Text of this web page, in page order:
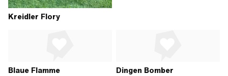
Kreidler Flory
Blaue Flamme
Dingen Bomber